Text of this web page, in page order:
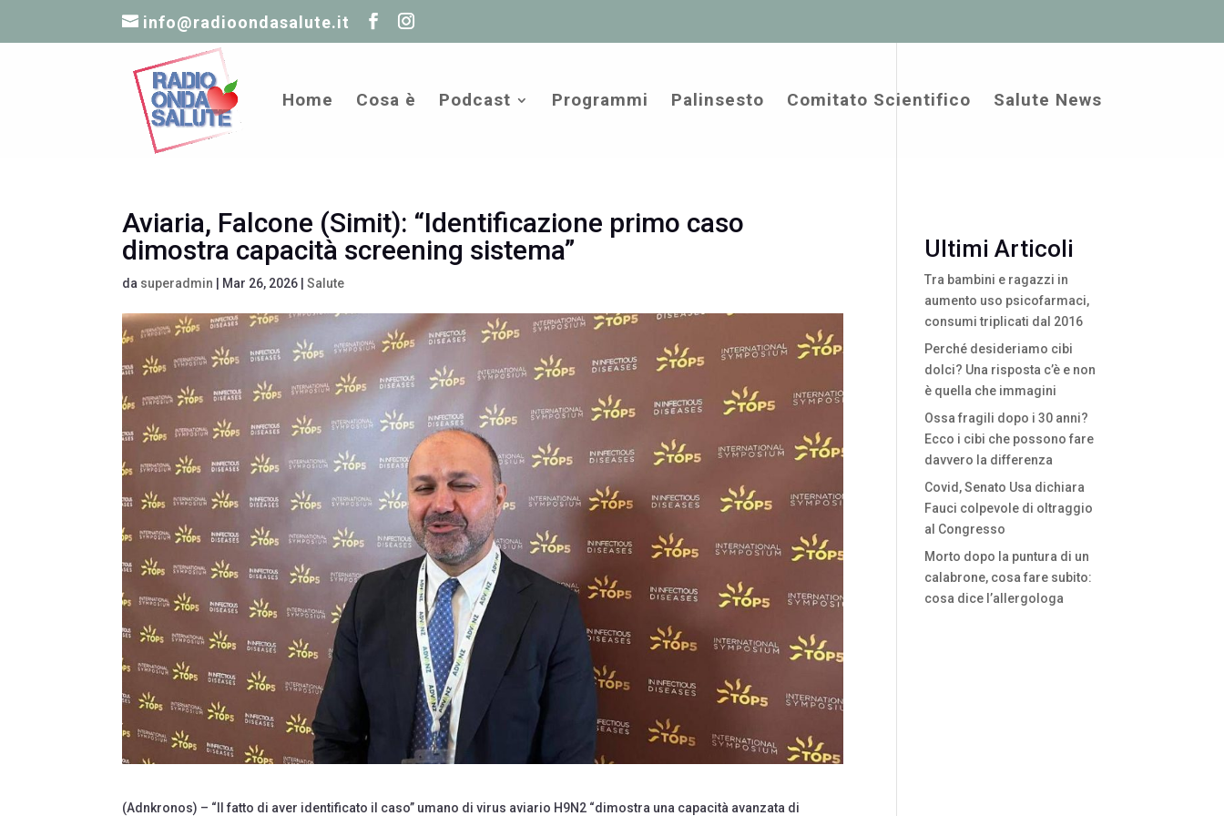
info@radioondasalute.it
Home Cosa è Podcast Programmi Palinsesto Comitato Scientifico Salute News
Aviaria, Falcone (Simit): “Identificazione primo caso
dimostra capacità screening sistema”
da superadmin Mar 26, 2026 |Salute
(Adnkronos) – “Il fatto di aver identificato il caso” umano di virus aviario H9N2 “dimostra una capacità avanzata di
Ultimi Articoli
Tra bambini e ragazzi in
aumento uso psicofarmaci,
consumi triplicati dal 2016
Perché desideriamo cibi
dolci? Una risposta c’è e non
è quella che immagini
Ossa fragili dopo i 30 anni?
Ecco i cibi che possono fare
davvero la differenza
Covid, Senato Usa dichiara
Fauci colpevole di oltraggio
al Congresso
Morto dopo la puntura di un
calabrone, cosa fare subito:
cosa dice l’allergologa